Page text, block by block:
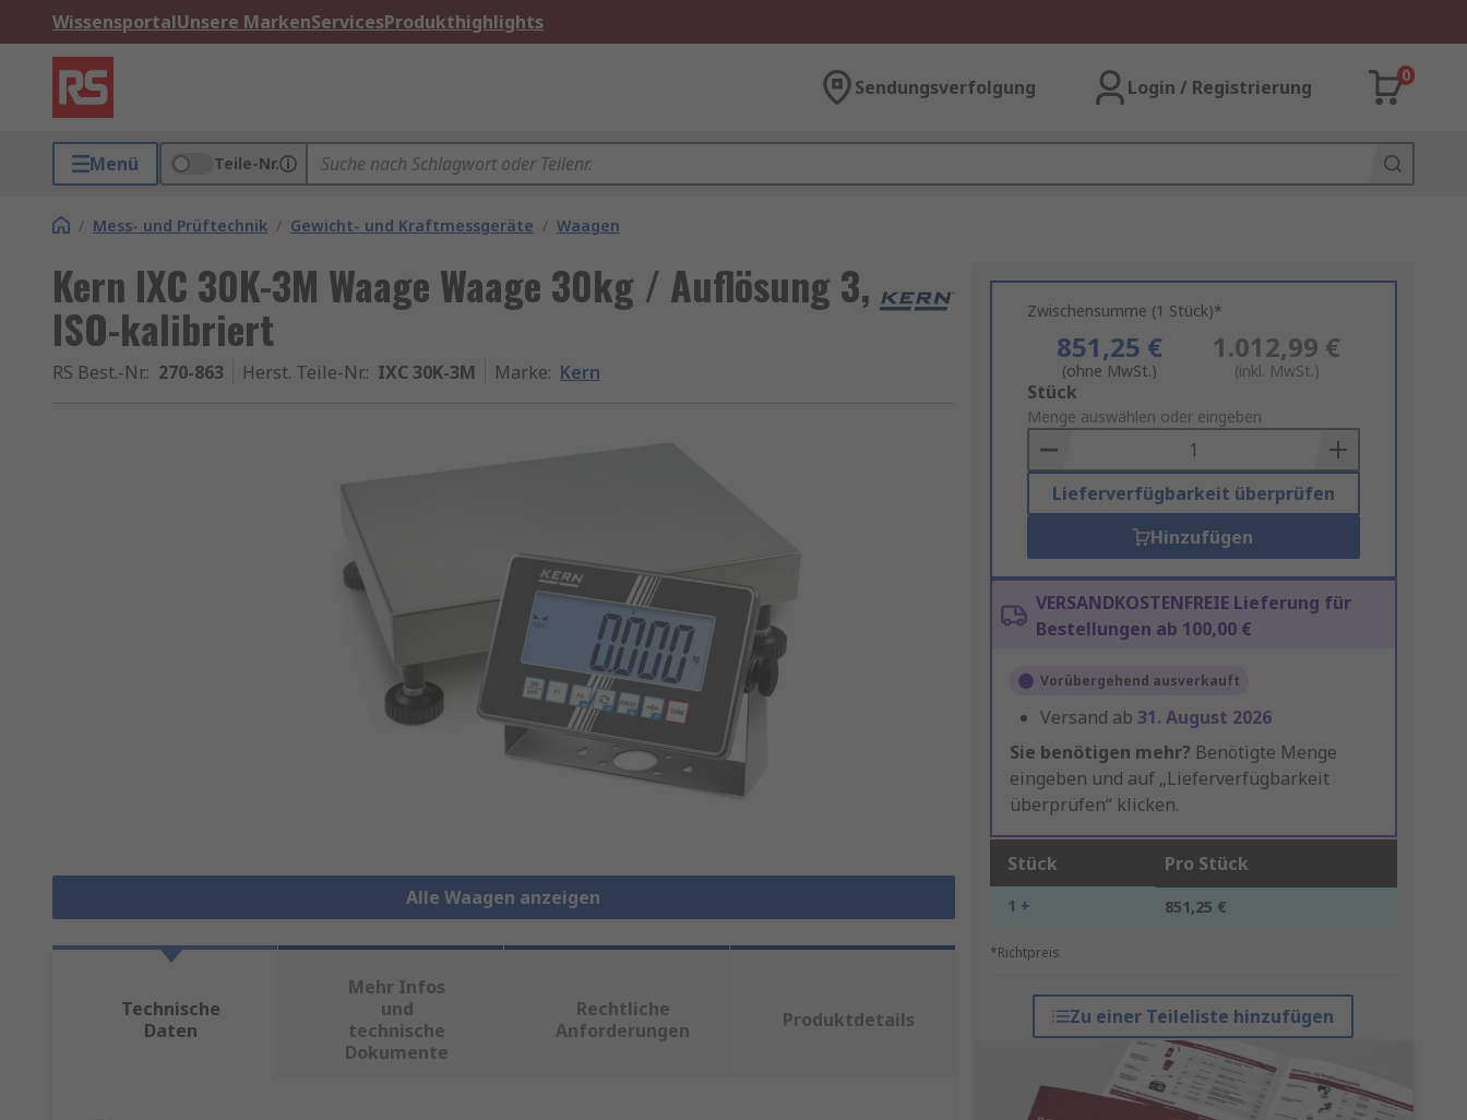
WissensportalUnsere MarkenServicesProdukthighlights
Sendungsverfolgung Login / Registrierung
0
Menü Teile-Nr.
/ Mess- und Prüftechnik / Gewicht- und Kraftmessgeräte / Waagen
Kern IXC 30K-3M Waage Waage 30kg / Auflösung 3,
ISO-kalibriert
RS Best.-Nr.: 270-863 Herst. Teile-Nr.: IXC 30K-3M Marke: Kern
Alle Waagen anzeigen
Zwischensumme (1 Stück)*
851,25 €
(ohne MwSt.)
1.012,99 €
(inkl. MwSt.)
Add
to
Basket
Stück
Menge auswählen oder eingeben
Lieferverfügbarkeit überprüfen
Hinzufügen
VERSANDKOSTENFREIE Lieferung für
Bestellungen ab 100,00 €
Vorübergehend ausverkauft
Versand ab 31. August 2026
Sie benötigen mehr? Benötigte Menge
eingeben und auf „Lieferverfügbarkeit
überprüfen“ klicken.
Stück Pro Stück
1 + 851,25 €
*Richtpreis
Zu einer Teileliste hinzufügen
Technische
Daten
Mehr Infos
und
technische
Dokumente
Rechtliche
Anforderungen
Produktdetails